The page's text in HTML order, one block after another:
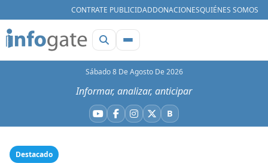
CONTRATE PUBLICIDADDONACIONESQUIÉNES SOMOS
Sábado 8 De Agosto De 2026
Informar, analizar, anticipar
YouTube
Facebook
Instagram
X BBluesky
Destacado